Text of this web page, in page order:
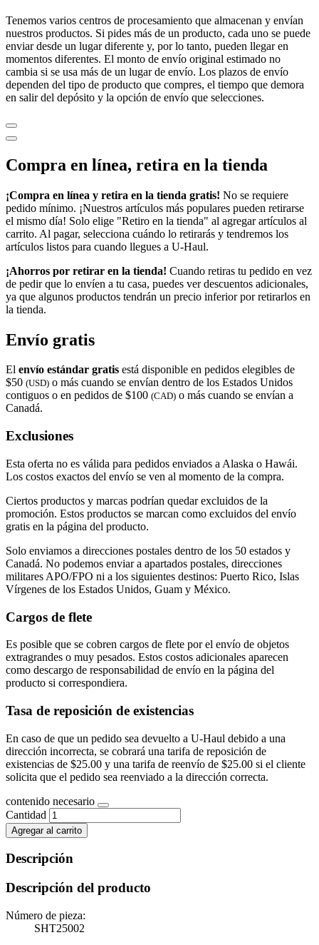
Tenemos varios centros de procesamiento que almacenan y envían
nuestros productos. Si pides más de un producto, cada uno se puede
enviar desde un lugar diferente y, por lo tanto, pueden llegar en
momentos diferentes. El monto de envío original estimado no
cambia si se usa más de un lugar de envío. Los plazos de envío
dependen del tipo de producto que compres, el tiempo que demora
en salir del depósito y la opción de envío que selecciones.
Compra en línea, retira en la tienda
¡Compra en línea y retira en la tienda gratis! No se requiere
pedido mínimo. ¡Nuestros artículos más populares pueden retirarse
el mismo día! Solo elige "Retiro en la tienda" al agregar artículos al
carrito. Al pagar, selecciona cuándo lo retirarás y tendremos los
artículos listos para cuando llegues a U-Haul.
¡Ahorros por retirar en la tienda! Cuando retiras tu pedido en vez
de pedir que lo envíen a tu casa, puedes ver descuentos adicionales,
ya que algunos productos tendrán un precio inferior por retirarlos en
la tienda.
Envío gratis
El envío estándar gratis está disponible en pedidos elegibles de
$50 (USD) o más cuando se envían dentro de los Estados Unidos
contiguos o en pedidos de $100 (CAD) o más cuando se envían a
Canadá.
Exclusiones
Esta oferta no es válida para pedidos enviados a Alaska o Hawái.
Los costos exactos del envío se ven al momento de la compra.
Ciertos productos y marcas podrían quedar excluidos de la
promoción. Estos productos se marcan como excluidos del envío
gratis en la página del producto.
Solo enviamos a direcciones postales dentro de los 50 estados y
Canadá. No podemos enviar a apartados postales, direcciones
militares APO/FPO ni a los siguientes destinos: Puerto Rico, Islas
Vírgenes de los Estados Unidos, Guam y México.
Cargos de flete
Es posible que se cobren cargos de flete por el envío de objetos
extragrandes o muy pesados. Estos costos adicionales aparecen
como descargo de responsabilidad de envío en la página del
producto si correspondiera.
Tasa de reposición de existencias
En caso de que un pedido sea devuelto a U-Haul debido a una
dirección incorrecta, se cobrará una tarifa de reposición de
existencias de $25.00 y una tarifa de reenvío de $25.00 si el cliente
solicita que el pedido sea reenviado a la dirección correcta.
contenido necesario
Cantidad
Agregar al carrito
Descripción
Descripción del producto
Número de pieza:
SHT25002